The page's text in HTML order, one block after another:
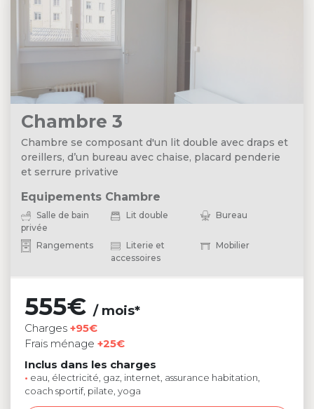
Chambre 3
Chambre se composant d'un lit double avec draps et
oreillers, d’un bureau avec chaise, placard penderie
et serrure privative
Equipements Chambre
Salle de bain
privée
Lit double Bureau
Rangements
Literie et
accessoires
Mobilier
555€ / mois*
Charges +95€
Frais ménage +25€
Inclus dans les charges
• eau, électricité, gaz, internet, assurance habitation,
coach sportif, pilate, yoga